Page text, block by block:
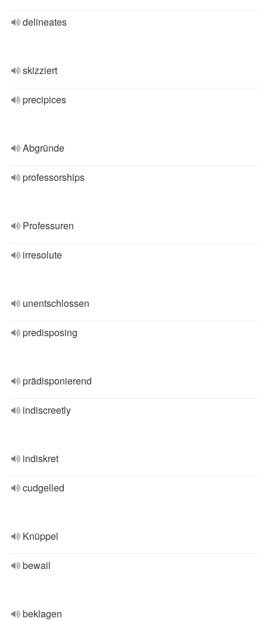
delineates
skizziert
precipices
Abgründe
professorships
Professuren
irresolute
unentschlossen
predisposing
prädisponierend
indiscreetly
indiskret
cudgelled
Knüppel
bewail
beklagen